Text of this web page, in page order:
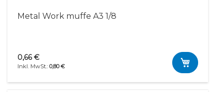
Metal Work muffe A3 1/8
0,80 €
0,66 €